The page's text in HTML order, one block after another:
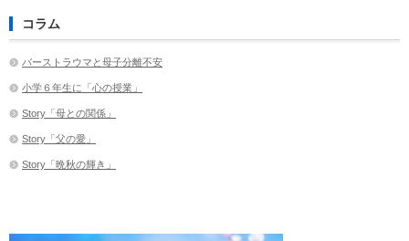
コラム
バーストラウマと母子分離不安
小学６年生に「心の授業」
Story「母との関係」
Story「父の愛」
Story「晩秋の輝き」